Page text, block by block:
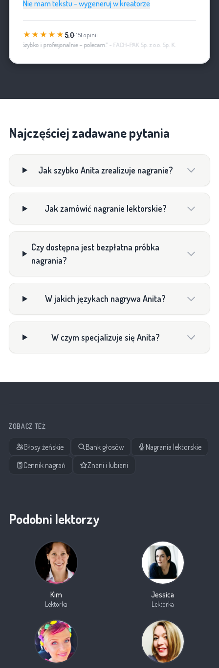
Nie mam tekstu - wygeneruj w kreatorze
★★★★★ 5,0· 151 opinii
„Szybko i profesjonalnie – polecam.” - FACH-PAK Sp. z o.o. Sp. K.
Najczęściej zadawane pytania
Jak szybko Anita zrealizuje nagranie?
Jak zamówić nagranie lektorskie?
Czy dostępna jest bezpłatna próbka
nagrania?
W jakich językach nagrywa Anita?
W czym specjalizuje się Anita?
ZOBACZ TEŻ
Głosy żeńskie Bank głosów
Nagrania lektorskie
Cennik nagrań
Znani i lubiani
Podobni lektorzy
Kim
Lektorka
Jessica
Lektorka